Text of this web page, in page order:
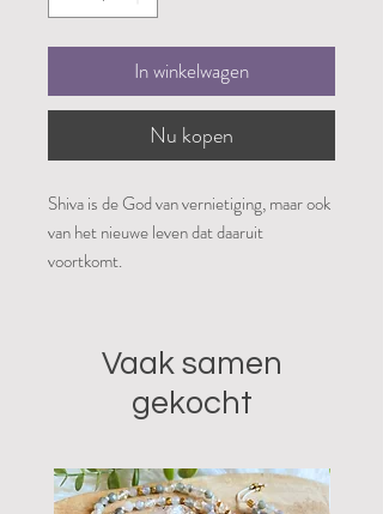
In winkelwagen
Nu kopen
Shiva is de God van vernietiging, maar ook
van het nieuwe leven dat daaruit
voortkomt.
Aan het einde van een periode (tijdperk)
vernietigt Shiva met het ritme van zijn
dans de wereld en schept deze opnieuw.
vernietiging van het materiële bestaan.
Met als gevolg de nieuwe geboorte in
Vaak samen
gekocht